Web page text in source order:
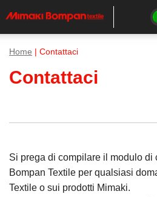
Home | Contattaci
Contattaci
Si prega di compilare il modulo di
Bompan Textile per qualsiasi
Textile o sui prodotti Mimaki.